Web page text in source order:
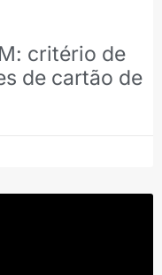
critério de
de cartão de